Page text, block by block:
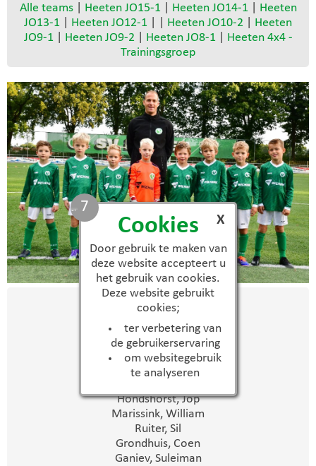
Cookies
Door gebruik te maken van
deze website accepteert u
het gebruik van cookies.
Deze website gebruikt
cookies;
ter verbetering van
de gebruikerservaring
om websitegebruik
te analyseren
X
7
Alle teams| Heeten JO15-1| Heeten JO14-1|
Heeten
JO13-1
Heeten JO12-1 Heeten JO10-2
Heeten
JO9-1| Heeten JO9-2 Heeten JO8-1|
Heeten 4x4 -
Trainingsgroep
JO8-1
Spelers
Hoogeslag, Siem
Lokate, Luwe
Maas, Len
Nijenkamp, Job
Hondshorst, Jop
Marissink, William
Ruiter, Sil
Grondhuis, Coen
Ganiev, Suleiman